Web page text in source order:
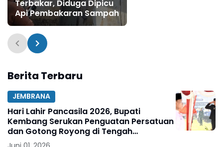
Terbakar, Diduga Dipicu
Api Pembakaran Sampah
Berita Terbaru
JEMBRANA
Hari Lahir Pancasila 2026, Bupati
Kembang Serukan Penguatan Persatuan
dan Gotong Royong di Tengah
Tantangan Global